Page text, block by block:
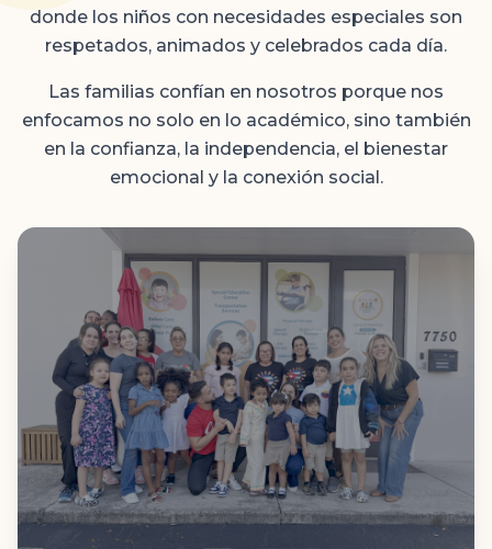
donde los niños con necesidades especiales son
respetados, animados y celebrados cada día.
Las familias confían en nosotros porque nos
enfocamos no solo en lo académico, sino también
en la confianza, la independencia, el bienestar
emocional y la conexión social.